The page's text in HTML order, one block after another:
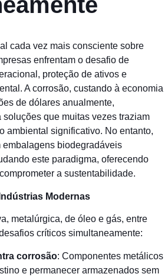
cada vez mais consciente sobre
enfrentam o desafio de
proteção de ativos e
A corrosão, custando à economia
de dólares anualmente,
que muitas vezes traziam
ambiental significativo. No entanto,
embalagens biodegradáveis
este paradigma, oferecendo
a sustentabilidade.
Modernas
metalúrgica, de óleo e gás, entre
críticos simultaneamente:
corrosão: Componentes metálicos
e permanecer armazenados sem